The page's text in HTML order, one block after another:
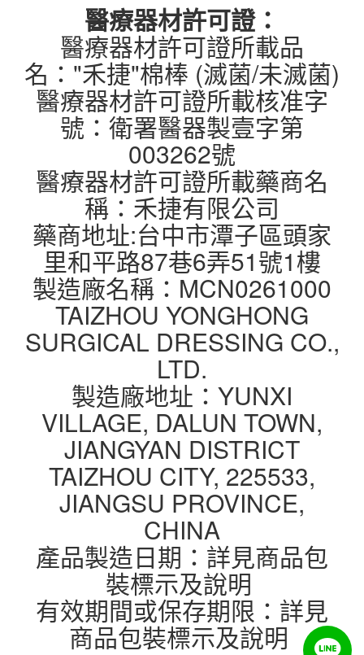
醫療器材許可證：
醫療器材許可證所載品
名："禾捷"棉棒 (滅菌/未滅菌)
醫療器材許可證所載核准字
號：衛署醫器製壹字第
003262號
醫療器材許可證所載藥商名
稱：禾捷有限公司
藥商地址:台中市潭子區頭家
里和平路87巷6弄51號1樓
製造廠名稱：MCN0261000
TAIZHOU YONGHONG
SURGICAL DRESSING CO.,
LTD.
製造廠地址：YUNXI
VILLAGE, DALUN TOWN,
JIANGYAN DISTRICT
TAIZHOU CITY, 225533,
JIANGSU PROVINCE,
CHINA
產品製造日期：詳見商品包
裝標示及說明
有效期間或保存期限：詳見
商品包裝標示及說明